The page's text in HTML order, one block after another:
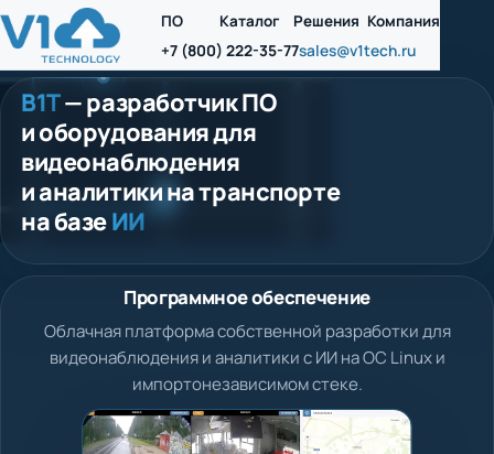
ПО Каталог Решения Компания
+7 (800) 222-35-77sales@v1tech.ru
В1Т— разработчик ПО
и оборудования для
видеонаблюдения
и аналитики на транспорте
на базеИИ
Программное обеспечение
Облачная платформа собственной разработки для
видеонаблюдения и аналитики с ИИ на ОС Linux и
импортонезависимом стеке.